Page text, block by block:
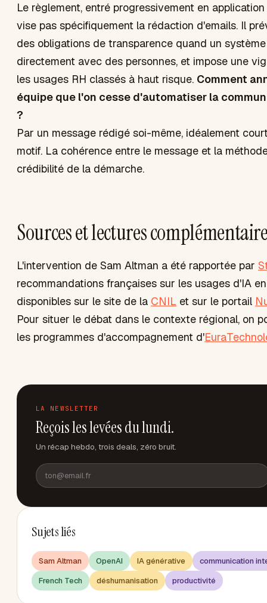
Le règlement, entré progressivement en
vise pas spécifiquement la rédaction d'emails. Il
des obligations de transparence quand un
directement avec des personnes, et impose une
les usages RH classés à haut risque. Comment
équipe que l'on cesse d'automatiser la
?
Par un message rédigé soi-même, idéalement
motif. La cohérence entre le message et la
crédibilité de la démarche.
Sources et lectures
L'intervention de Sam Altman a été rapportée par
recommandations françaises sur les usages d'IA
disponibles sur le site de la CNIL et sur le portail
Pour situer le débat dans le contexte régional, on
les programmes d'accompagnement d'
LA NEWSLETTER
Reçois les levées du lundi.
Un récap hebdo, trois deals, zéro bruit.
Sujets liés
Sam Altman OpenAI IA générative
communication
French Tech
déshumanisation productivité